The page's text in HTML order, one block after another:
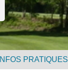
INFOS PRATIQUES